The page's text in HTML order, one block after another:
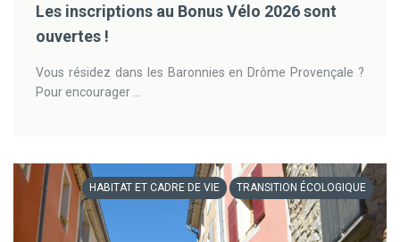
Les inscriptions au Bonus Vélo 2026 sont
ouvertes !
Vous résidez dans les Baronnies en Drôme Provençale ?
Pour encourager ...
HABITAT ET CADRE DE VIE TRANSITION ÉCOLOGIQUE